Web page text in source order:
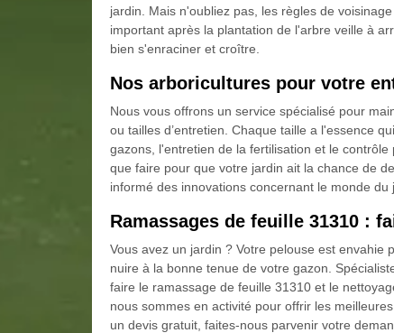
jardin. Mais n'oubliez pas, les règles de
important après la plantation de l'arbre veille à
bien s'enraciner et croître.
Nos arboricultures pour votre
Nous vous offrons un service spécialisé pour
ou tailles d’entretien. Chaque taille a l'essence
gazons, l'entretien de la fertilisation et le
que faire pour que votre jardin ait la chance de
informé des innovations concernant le monde du
Ramassages de feuille 31310 :
Vous avez un jardin ? Votre pelouse est
nuire à la bonne tenue de votre gazon.
faire le ramassage de feuille 31310 et le
nous sommes en activité pour offrir les
un devis gratuit, faites-nous parvenir votre